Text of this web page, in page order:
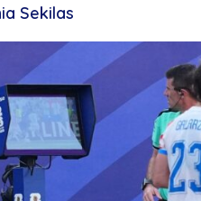
Sekilas